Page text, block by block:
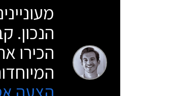
הנכון.
הכירו